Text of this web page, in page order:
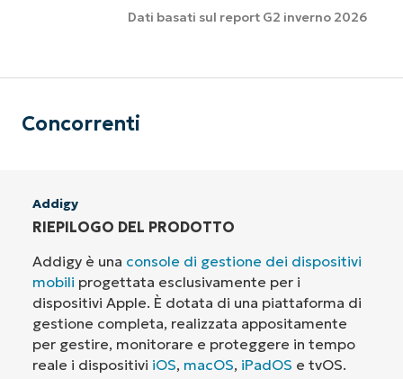
Dati basati sul report G2 inverno 2026
Concorrenti
Addigy
RIEPILOGO DEL PRODOTTO
Addigy è una console di gestione dei dispositivi
mobili progettata esclusivamente per i
dispositivi Apple. È dotata di una piattaforma di
gestione completa, realizzata appositamente
per gestire, monitorare e proteggere in tempo
reale i dispositivi iOS, macOS, iPadOS e tvOS.